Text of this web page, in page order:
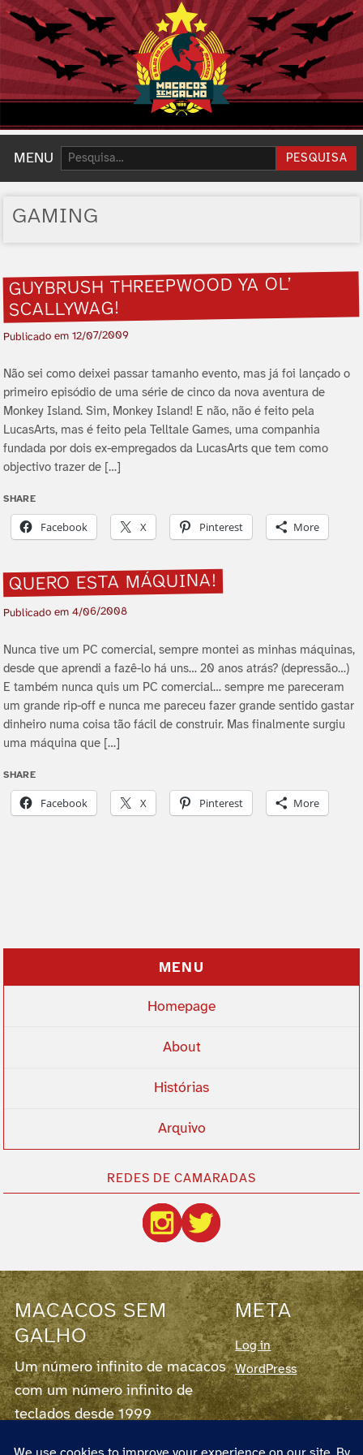
MENU Pesquisar: PESQUISA
GAMING
GUYBRUSH THREEPWOOD YA OL’
SCALLYWAG!
Publicado em12/07/2009
Não sei como deixei passar tamanho evento, mas já foi lançado o
primeiro episódio de uma série de cinco da nova aventura de
Monkey Island. Sim, Monkey Island! E não, não é feito pela
LucasArts, mas é feito pela Telltale Games, uma companhia
fundada por dois ex-empregados da LucasArts que tem como
objectivo trazer de […]
SHARE
Facebook X Pinterest More
QUERO ESTA MÁQUINA!
Publicado em4/06/2008
Nunca tive um PC comercial, sempre montei as minhas máquinas,
desde que aprendi a fazê-lo há uns… 20 anos atrás? (depressão…)
E também nunca quis um PC comercial… sempre me pareceram
um grande rip-off e nunca me pareceu fazer grande sentido gastar
dinheiro numa coisa tão fácil de construir. Mas finalmente surgiu
uma máquina que […]
SHARE
Facebook X Pinterest More
MENU
Homepage
About
Histórias
Arquivo
REDES DE CAMARADAS
MACACOS SEM
GALHO
Um número infinito de macacos
com um número infinito de
teclados desde 1999
META
Log in
WordPress